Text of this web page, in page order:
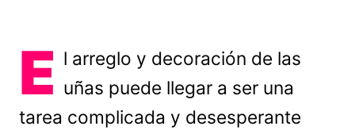
E l arreglo y decoración de las
uñas puede llegar a ser una
tarea complicada y desesperante